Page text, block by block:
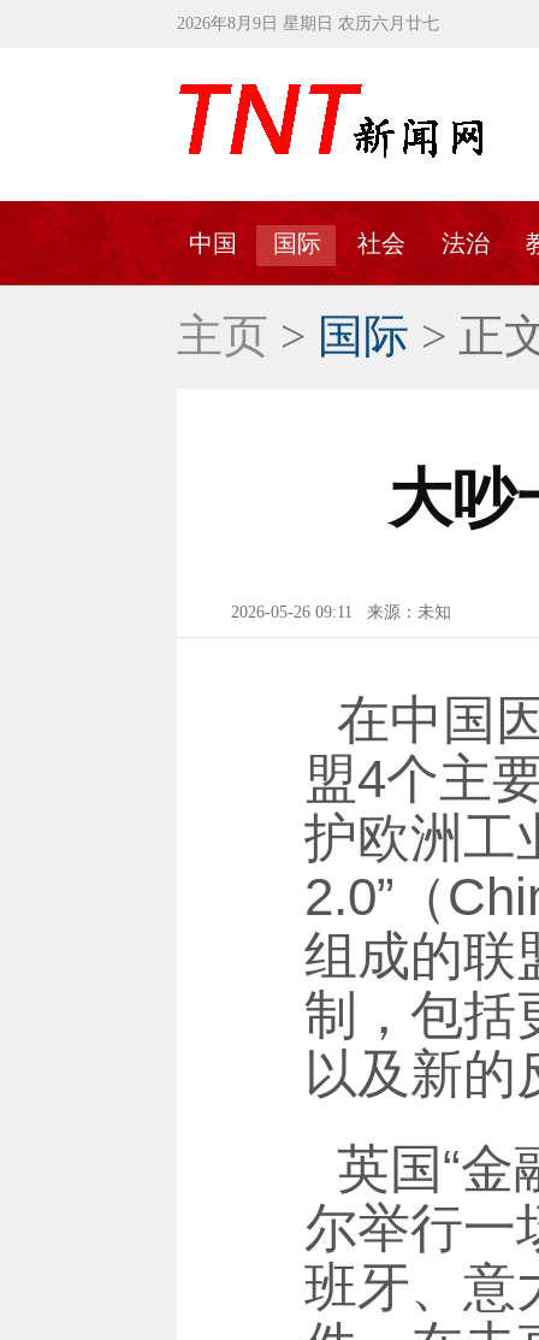
2026年8月9日 星期日 农历六月廿七
中国 国际 社会 法治
主页 > 国际 > 正
大吵
2026-05-26 09:11 来源：未知
在中国
盟4个主
护欧洲工
2.0”（
组成的联
制，包括
以及新的
英国“金
尔举行一
班牙、意